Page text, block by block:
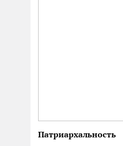
Патриархальность